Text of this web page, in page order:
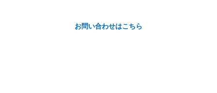
お問い合わせはこちら